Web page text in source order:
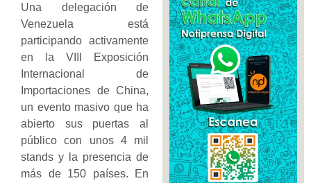
Una delegación de
Venezuela está
participando activamente
en la VIII Exposición
Internacional de
Importaciones de China,
un evento masivo que ha
abierto sus puertas al
público con unos 4 mil
stands y la presencia de
más de 150 países. En